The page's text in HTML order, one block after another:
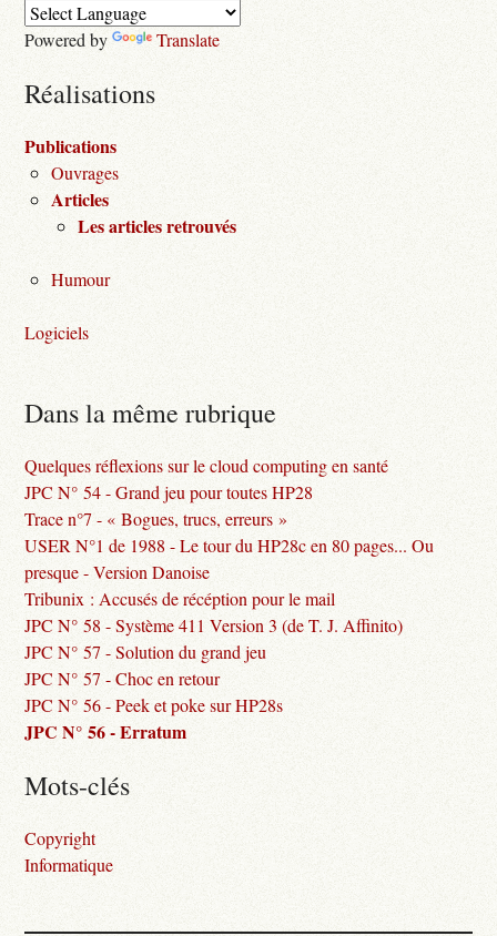
Powered by Translate
Réalisations
Publications
Ouvrages
Articles
Les articles retrouvés
Humour
Logiciels
Dans la même rubrique
Quelques réflexions sur le cloud computing en santé
JPC N° 54 - Grand jeu pour toutes HP28
Trace n°7 - « Bogues, trucs, erreurs »
USER N°1 de 1988 - Le tour du HP28c en 80 pages... Ou
presque - Version Danoise
Tribunix : Accusés de récéption pour le mail
JPC N° 58 - Système 411 Version 3 (de T. J. Affinito)
JPC N° 57 - Solution du grand jeu
JPC N° 57 - Choc en retour
JPC N° 56 - Peek et poke sur HP28s
JPC N° 56 - Erratum
Mots-clés
Copyright
Informatique